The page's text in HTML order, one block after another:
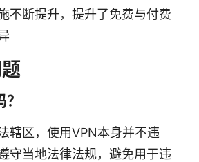
不断提升，提升了免费与付费
辖区，使用VPN本身并不违
守当地法律法规，避免用于违